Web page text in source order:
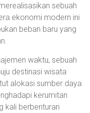
sebuah
ekonomi modern ini
beban baru yang
waktu, sebuah
destinasi wisata
alokasi sumber daya
kerumitan
kali berbenturan